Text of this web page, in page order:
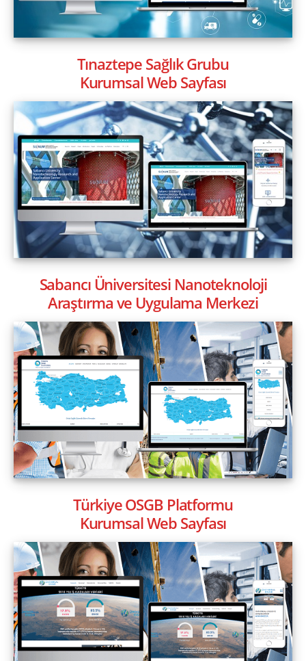
Tınaztepe Sağlık Grubu
Kurumsal Web Sayfası
Sabancı Üniversitesi Nanoteknoloji
Araştırma ve Uygulama Merkezi
Türkiye OSGB Platformu
Kurumsal Web Sayfası